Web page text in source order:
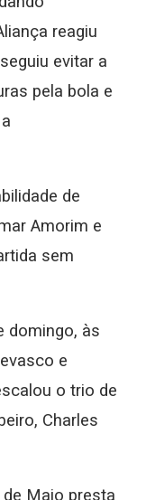
reagiu
evitar a
pela bola e
de
Amorim e
sem
domingo, às
e
o trio de
Charles
de Maio presta